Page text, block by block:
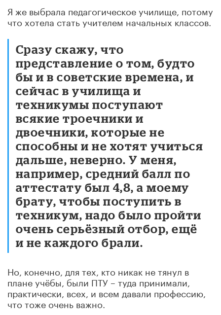
Я же выбрала педагогическое училище, потому
что хотела стать учителем начальных классов.
Сразу скажу, что
представление о том, будто
бы и в советские времена, и
сейчас в училища и
техникумы поступают
всякие троечники и
двоечники, которые не
способны и не хотят учиться
дальше, неверно. У меня,
например, средний балл по
аттестату был 4,8, а моему
брату, чтобы поступить в
техникум, надо было пройти
очень серьёзный отбор, ещё
и не каждого брали.
Но, конечно, для тех, кто никак не тянул в
плане учёбы, были ПТУ – туда принимали,
практически, всех, и всем давали профессию,
что тоже очень важно.